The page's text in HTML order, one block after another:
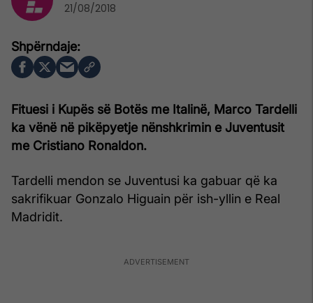
Fituesi i Kupës së Botës me Italinë, Marco Tardelli
ka vënë në pikëpyetje nënshkrimin e Juventusit
me Cristiano Ronaldon.
Tardelli mendon se Juventusi ka gabuar që ka
sakrifikuar Gonzalo Higuain për ish-yllin e Real
Madridit.
21/08/2018